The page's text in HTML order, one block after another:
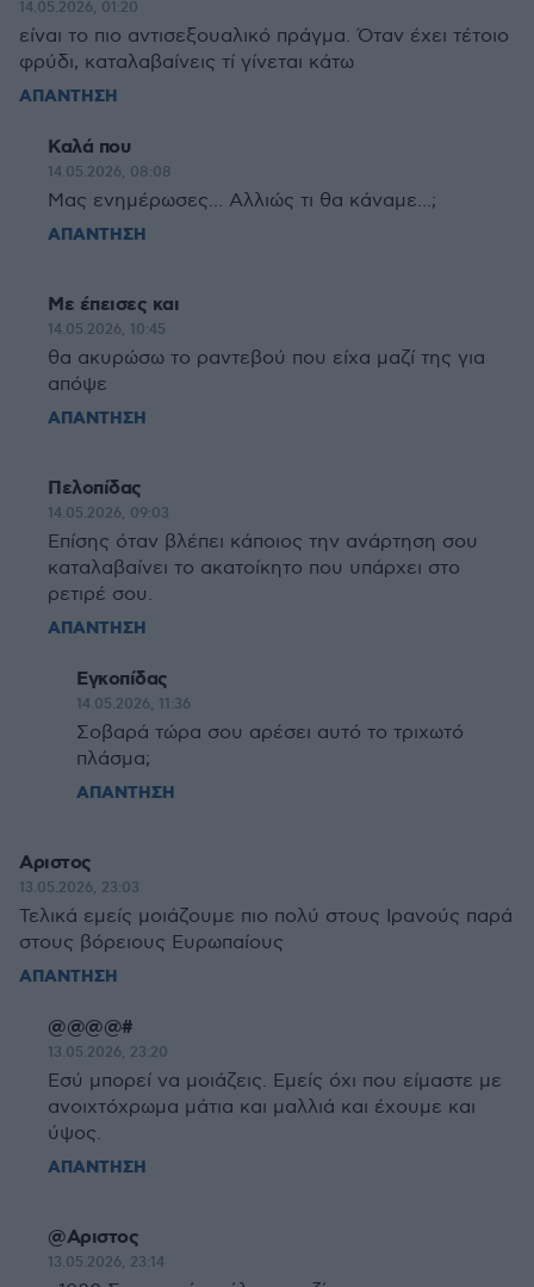
14.05.2026, 01:20
είναι το πιο αντισεξουαλικό πράγμα. Όταν έχει τέτοιο
φρύδι, καταλαβαίνεις τί γίνεται κάτω
ΑΠΑΝΤΗΣΗ
Καλά που
14.05.2026, 08:08
Μας ενημέρωσες... Αλλιώς τι θα κάναμε...;
ΑΠΑΝΤΗΣΗ
Με έπεισες και
14.05.2026, 10:45
θα ακυρώσω το ραντεβού που είχα μαζί της για
απόψε
ΑΠΑΝΤΗΣΗ
Πελοπίδας
14.05.2026, 09:03
Επίσης όταν βλέπει κάποιος την ανάρτηση σου
καταλαβαίνει το ακατοίκητο που υπάρχει στο
ρετιρέ σου.
ΑΠΑΝΤΗΣΗ
Εγκοπίδας
14.05.2026, 11:36
Σοβαρά τώρα σου αρέσει αυτό το τριχωτό
πλάσμα;
ΑΠΑΝΤΗΣΗ
Αριστος
13.05.2026, 23:03
Τελικά εμείς μοιάζουμε πιο πολύ στους Ιρανούς παρά
στους βόρειους Ευρωπαίους
ΑΠΑΝΤΗΣΗ
@@@@#
13.05.2026, 23:20
Εσύ μπορεί να μοιάζεις. Εμείς όχι που είμαστε με
ανοιχτόχρωμα μάτια και μαλλιά και έχουμε και
ύψος.
ΑΠΑΝΤΗΣΗ
@Αριστος
13.05.2026, 23:14